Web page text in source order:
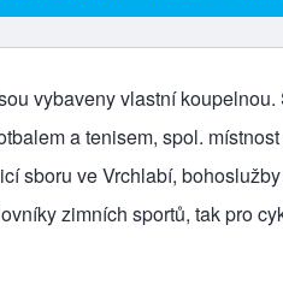
vybaveny vlastní
a tenisem, spol.
sboru ve Vrchlabí,
zimních sportů, tak pro